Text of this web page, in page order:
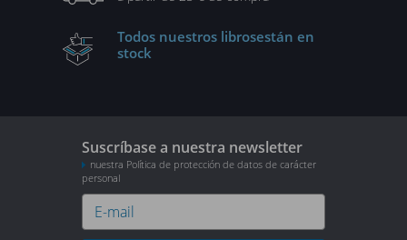
Todos nuestros librosestán en
stock
Suscríbase a nuestra newsletter
nuestra Política de protección de datos de carácter
personal